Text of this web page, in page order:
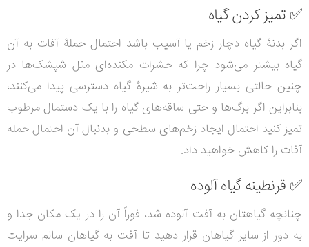
✅تمیز کردن گیاه
اگر بدنۀ گیاه دچار زخم یا آسیب باشد احتمال حملۀ آفات به آن
گیاه بیشتر می‌شود چرا که حشرات مکنده‌ای مثل شپشک‌ها در
چنین حالتی بسیار راحت‌تر به شیرۀ گیاه دسترسی پیدا می‌کنند،
بنابراین اگر برگ‌ها و حتی ساقه‌های گیاه را با یک دستمال مرطوب
تمیز ‌کنید احتمال ایجاد زخم‌های سطحی و بدنبال آن احتمال حمله
آفات را کاهش خواهید داد.
✅قرنطینه گیاه آلوده
چنانچه گیاهتان به آفت آلوده شد، فوراً آن را در یک مکان جدا و
به دور از سایر گیاهان قرار دهید تا آفت به گیاهان سالم سرایت